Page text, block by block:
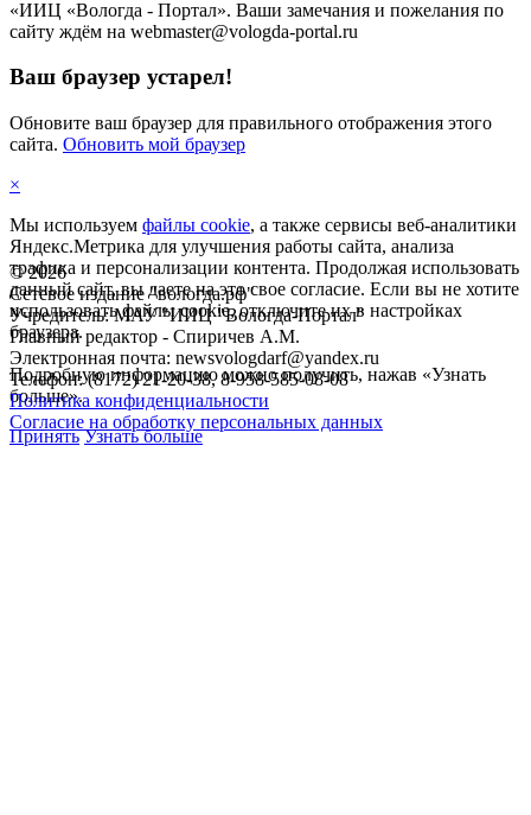
©2026
Сетевое издание "вологда.рф"
Учредитель: МАУ "ИИЦ "Вологда-Портал"
Главный редактор - Спиричев А.М.
Электронная почта: newsvologdarf@yandex.ru
Телефон: (8172) 21-20-38, 8-958-585-08-08
Политика конфиденциальности
Согласие на обработку персональных данных
«ИИЦ «Вологда - Портал». Ваши замечания и пожелания по
сайту ждём на webmaster@vologda-portal.ru
Ваш браузер устарел!
Обновите ваш браузер для правильного отображения этого
сайта. Обновить мой браузер
×
Мы используем файлы cookie, а также сервисы веб-аналитики
Яндекс.Метрика для улучшения работы сайта, анализа
трафика и персонализации контента. Продолжая использовать
данный сайт, вы даете на это свое согласие. Если вы не хотите
использовать файлы cookie, отключите их в настройках
браузера.
Подробную информацию можно получить, нажав «Узнать
больше».
Принять Узнать больше